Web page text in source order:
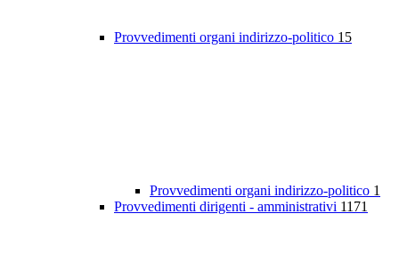
Provvedimenti organi indirizzo-politico 15
Provvedimenti organi indirizzo-politico 1
Provvedimenti dirigenti - amministrativi 1171